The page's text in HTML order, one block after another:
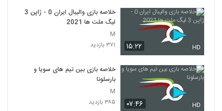
۱۵:۲۲ HD
خلاصه بازی والیبال ایران 0 - ژاپن 3
لیگ ملت ها 2021
M
۳۷۱ بازدید
۰۷:۴۶ HD
خلاصه بازی بین تیم های سویا و
بارسلونا
M
۳۸۵ بازدید